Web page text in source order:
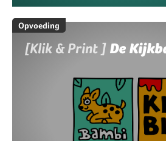
Opvoeding
[Klik & Print ] De